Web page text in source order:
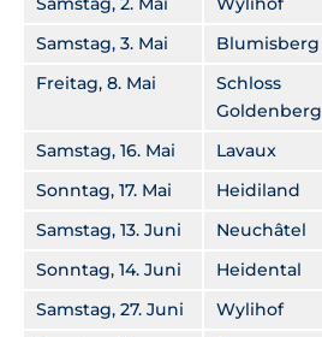
Samstag, 3. Mai
Blumisberg
Freitag, 8. Mai
Schloss
Goldenberg
Samstag, 16. Mai Lavaux
Sonntag, 17. Mai
Heidiland
Samstag, 13. Juni
Neuchâtel
Sonntag, 14. Juni
Heidental
Samstag, 27. Juni
Wylihof